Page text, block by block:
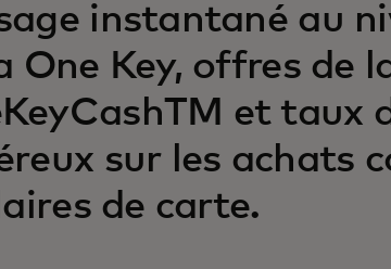
instantané au
One Key, offres de
et taux
sur les achats
de carte.